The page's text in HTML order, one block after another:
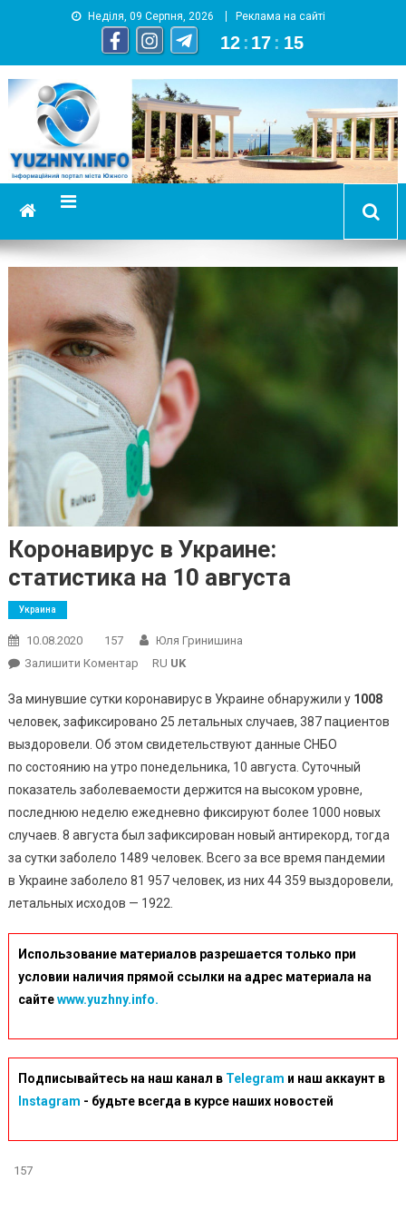
Неділя, 09 Серпня, 2026 Реклама на сайті
12 : 17 : 15
YUZHNY.INFO
информационный портал города Южный
Коронавирус в Украине:
статистика на 10 августа
Украина
10.08.2020 157
Юля Гринишина
Залишити КоментарOn
В
Украине:
Статистика
На
10
Августа
RU UK
За минувшие сутки коронавирус в Украине обнаружили у 1008
человек, зафиксировано 25 летальных случаев, 387 пациентов
выздоровели. Об этом свидетельствуют данные СНБО
по состоянию на утро понедельника, 10 августа. Суточный
показатель заболеваемости держится на высоком уровне,
последнюю неделю ежедневно фиксируют более 1000 новых
случаев. 8 августа был зафиксирован новый антирекорд, тогда
за сутки заболело 1489 человек. Всего за все время пандемии
в Украине заболело 81 957 человек, из них 44 359 выздоровели,
летальных исходов — 1922.
Использование материалов разрешается только при
условии наличия прямой ссылки на адрес материала на
сайтеwww.yuzhny.info.
Подписывайтесь на наш канал в Telegram и наш аккаунт в
Instagram - будьте всегда в курсе наших новостей
157